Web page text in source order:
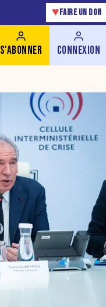
♥ FAIRE UN DON
S'ABONNER CONNEXION